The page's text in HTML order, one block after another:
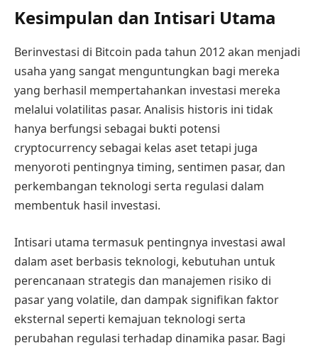
Kesimpulan dan Intisari Utama
Berinvestasi di Bitcoin pada tahun 2012 akan menjadi
usaha yang sangat menguntungkan bagi mereka
yang berhasil mempertahankan investasi mereka
melalui volatilitas pasar. Analisis historis ini tidak
hanya berfungsi sebagai bukti potensi
cryptocurrency sebagai kelas aset tetapi juga
menyoroti pentingnya timing, sentimen pasar, dan
perkembangan teknologi serta regulasi dalam
membentuk hasil investasi.
Intisari utama termasuk pentingnya investasi awal
dalam aset berbasis teknologi, kebutuhan untuk
perencanaan strategis dan manajemen risiko di
pasar yang volatile, dan dampak signifikan faktor
eksternal seperti kemajuan teknologi serta
perubahan regulasi terhadap dinamika pasar. Bagi